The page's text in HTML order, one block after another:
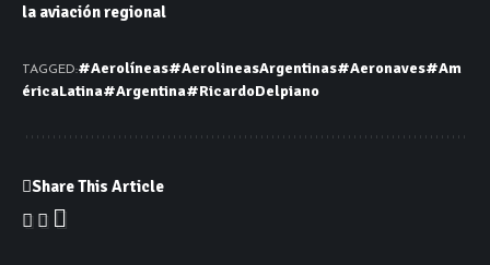
la aviación regional
TAGGED:#Aerolíneas#AerolineasArgentinas#Aeronaves#Am
éricaLatina#Argentina#RicardoDelpiano
Share This Article